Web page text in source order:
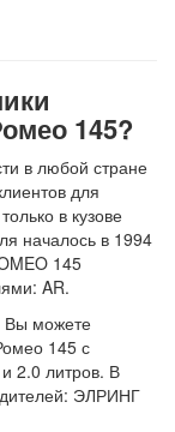
145?
в любой стране
для
в кузове
началось в 1994
145
AR.
Вы можете
145 с
2.0 литров. В
ЭЛРИНГ